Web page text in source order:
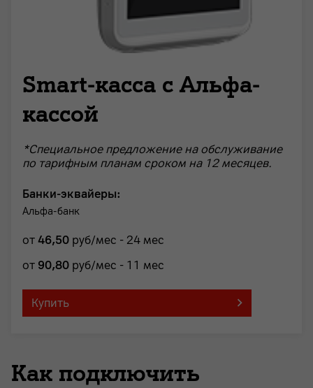
Smart-касса с Альфа-
кассой
*Cпециальное предложение на обслуживание
по тарифным планам сроком на 12 месяцев.
Банки-эквайеры:
Альфа-банк
от 46,50 руб/мес - 24 мес
от 90,80 руб/мес - 11 мес
Купить
Как подключить